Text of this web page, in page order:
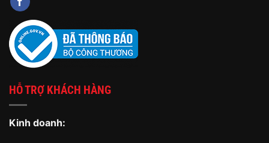
HỖ TRỢ KHÁCH HÀNG
Kinh doanh: